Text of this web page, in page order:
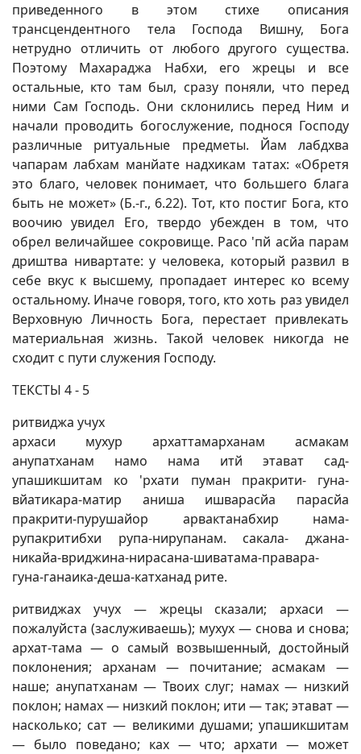
приведенного в этом стихе описания
трансцендентного тела Господа Вишну, Бога
нетрудно отличить от любого другого существа.
Поэтому Махараджа Набхи, его жрецы и все
остальные, кто там был, сразу поняли, что перед
ними Сам Господь. Они склонились перед Ним и
начали проводить богослужение, поднося Господу
различные ритуальные предметы. Йам лабдхва
чапарам лабхам манйате надхикам татах: «Обретя
это благо, человек понимает, что большего блага
быть не может» (Б.-г., 6.22). Тот, кто постиг Бога, кто
воочию увидел Его, твердо убежден в том, что
обрел величайшее сокровище. Расо 'пй асйа парам
дриштва нивартате: у человека, который развил в
себе вкус к высшему, пропадает интерес ко всему
остальному. Иначе говоря, того, кто хоть раз увидел
Верховную Личность Бога, перестает привлекать
материальная жизнь. Такой человек никогда не
сходит с пути служения Господу.
ТЕКСТЫ 4 - 5
ритвиджа учух
архаси мухур архаттамарханам асмакам
анупатханам намо нама итй этават сад-
упашикшитам ко 'рхати пуман пракрити- гуна-
вйатикара-матир аниша ишварасйа парасйа
пракрити-пурушайор арвактанабхир нама-
рупакритибхи рупа-нирупанам. сакала- джана-
никайа-вриджина-нирасана-шиватама-правара-
гуна-ганаика-деша-катханад рите.
ритвиджах учух — жрецы сказали; архаси —
пожалуйста (заслуживаешь); мухух — снова и снова;
архат-тама — о самый возвышенный, достойный
поклонения; арханам — почитание; асмакам —
наше; анупатханам — Твоих слуг; намах — низкий
поклон; намах — низкий поклон; ити — так; этават —
насколько; сат — великими душами; упашикшитам
— было поведано; ках — что; архати — может